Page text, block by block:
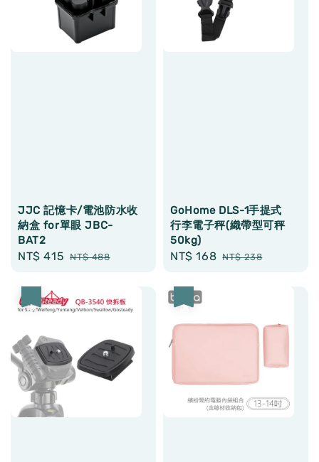
JJC 記憶卡/電池防水收
納盒 for單眼 JBC-
BAT2
Sale
NT$ 415 Regular
NT$ 488
GoHome DLS-1手提式
行李電子秤(織帶型可秤
50kg)
Sale
NT$ 168 Regular
NT$ 238